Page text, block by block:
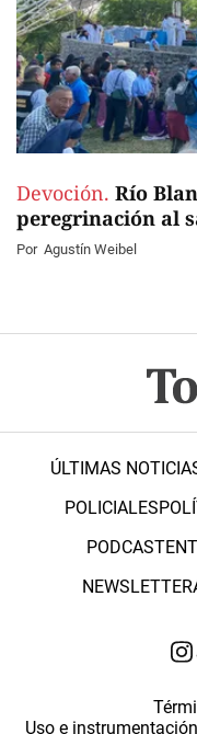
Devoción. Río
peregrinación al
Por Agustín Weibel
ÚLTIMAS
POLICIALES
PODCAST
NEWSLETTER
Uso e